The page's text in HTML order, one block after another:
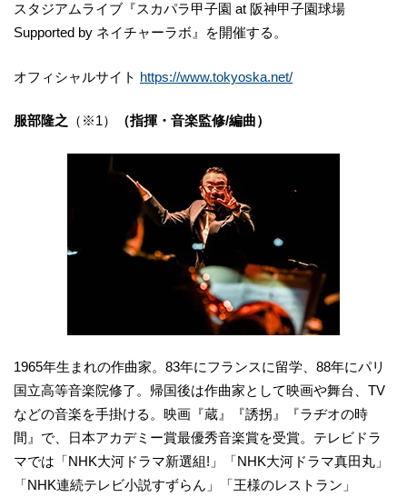
スタジアムライブ『スカパラ甲子園 at 阪神甲子園球場
Supported by ネイチャーラボ』を開催する。
オフィシャルサイト https://www.tokyoska.net/
服部隆之 （※1） （指揮・音楽監修/編曲）
1965年生まれの作曲家。83年にフランスに留学、88年にパリ
国立高等音楽院修了。帰国後は作曲家として映画や舞台、TV
などの音楽を手掛ける。映画『蔵』『誘拐』『ラヂオの時
間』で、日本アカデミー賞最優秀音楽賞を受賞。テレビドラ
マでは「NHK大河ドラマ新選組!」「NHK大河ドラマ真田丸」
「NHK連続テレビ小説すずらん」「王様のレストラン」